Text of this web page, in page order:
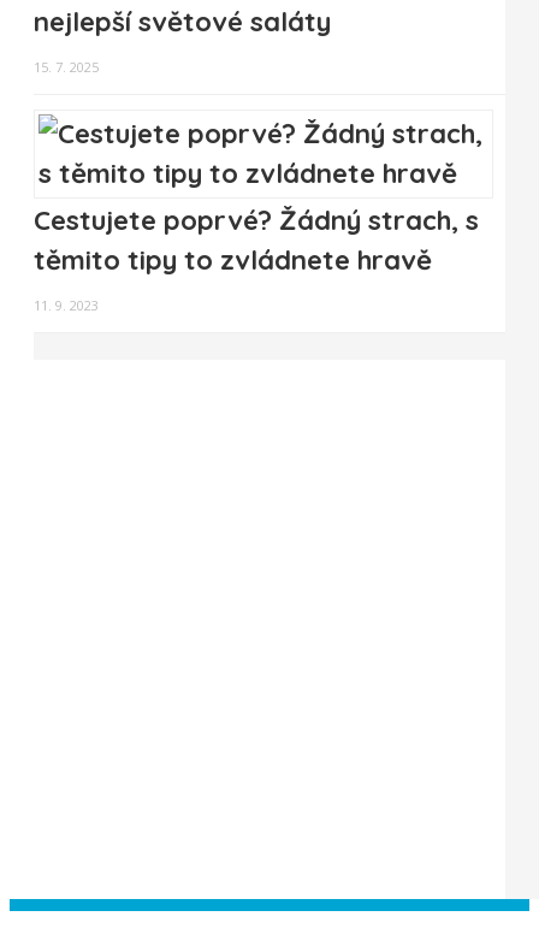
nejlepší světové saláty
15. 7. 2025
Cestujete poprvé? Žádný strach, s
těmito tipy to zvládnete hravě
11. 9. 2023